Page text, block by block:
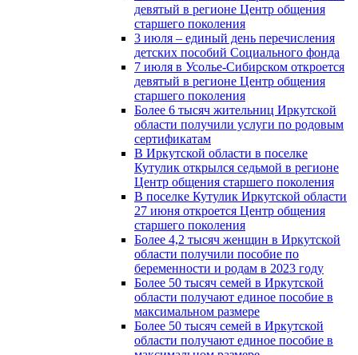
девятый в регионе Центр общения
старшего поколения
3 июля – единый день перечисления
детских пособий Социального фонда
7 июля в Усолье-Сибирском откроется
девятый в регионе Центр общения
старшего поколения
Более 6 тысяч жительниц Иркутской
области получили услуги по родовым
сертификатам
В Иркутской области в поселке
Кутулик открылся седьмой в регионе
Центр общения старшего поколения
В поселке Кутулик Иркутской области
27 июня откроется Центр общения
старшего поколения
Более 4,2 тысяч женщин в Иркутской
области получили пособие по
беременности и родам в 2023 году
Более 50 тысяч семей в Иркутской
области получают единое пособие в
максимальном размере
Более 50 тысяч семей в Иркутской
области получают единое пособие в